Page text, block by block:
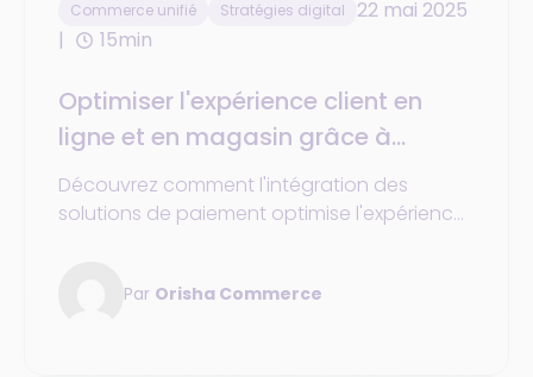
Commerce unifié Stratégies digital
22 mai 2025
15min
Optimiser l'expérience client en
ligne et en magasin grâce à
l'intégration de solutions de
paiement dans le commerce unifié
Découvrez comment l'intégration des
solutions de paiement optimise l'expérience
Par Orisha Commerce